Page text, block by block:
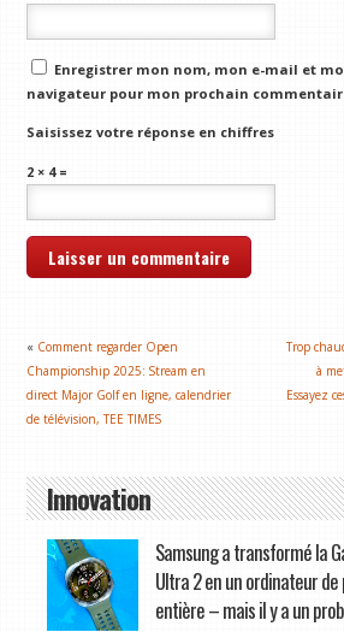
Enregistrer mon nom, mon e-mail et
navigateur pour mon prochain
Saisissez votre réponse en chiffres
2 × 4 =
« Comment regarder Open
Championship 2025: Stream en
direct Major Golf en ligne, calendrier
de télévision, TEE TIMES
Trop
à
Essayez
Innovation
Samsung a transformé la
Ultra 2 en un ordinateur
entière – mais il y a un